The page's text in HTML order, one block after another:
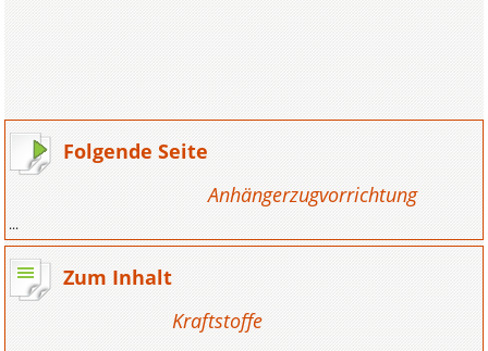
Folgende Seite
Anhängerzugvorrichtung
...
Zum Inhalt
Kraftstoffe